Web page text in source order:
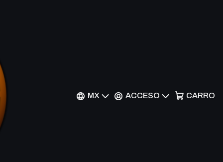
MX ACCESO CARRO
Rare